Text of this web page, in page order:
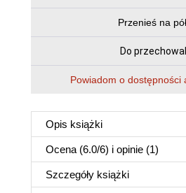
Przenieś na
Do
Powiadom o dostępności
Opis książki
Ocena (6.0/6) i opinie (1)
Szczegóły książki